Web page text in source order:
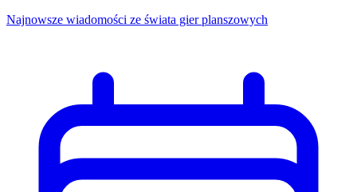
Najnowsze wiadomości ze świata gier planszowych